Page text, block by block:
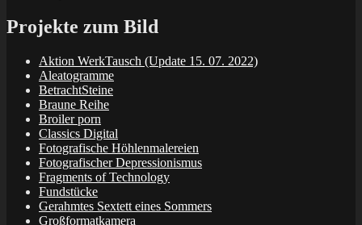
Projekte zum Bild
Aktion WerkTausch (Update 15. 07. 2022)
Aleatogramme
BetrachtSteine
Braune Reihe
Broiler porn
Classics Digital
Fotografische Höhlenmalereien
Fotografischer Depressionismus
Fragments of Technology
Fundstücke
Gerahmtes Sextett eines Sommers
Großformatkamera